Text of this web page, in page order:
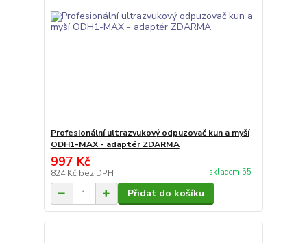
Profesionální ultrazvukový odpuzovač kun a myší
ODH1-MAX - adaptér ZDARMA
997 Kč
824 Kč bez DPH skladem 55
Přidat do košíku